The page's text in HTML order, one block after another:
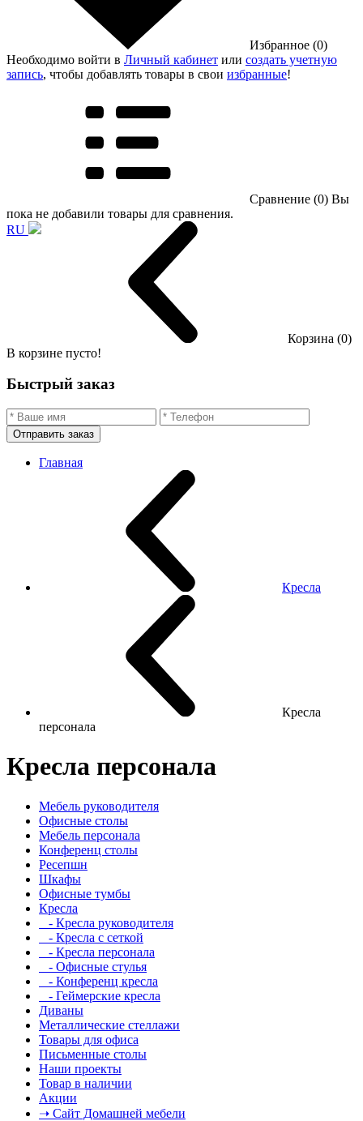
Избранное (0)
Необходимо войти в Личный кабинет или создать учетную
запись, чтобы добавлять товары в свои избранные!
Сравнение (0) Вы
пока не добавили товары для сравнения.
RU
Корзина (0)
В корзине пусто!
Быстрый заказ
Отправить заказ
Главная
Кресла
Кресла
персонала
Кресла персонала
Мебель руководителя
Офисные столы
Мебель персонала
Конференц столы
Ресепшн
Шкафы
Офисные тумбы
Кресла
- Кресла руководителя
- Кресла с сеткой
- Кресла персонала
- Офисные стулья
- Конференц кресла
- Геймерские кресла
Диваны
Металлические стеллажи
Товары для офиса
Письменные столы
Наши проекты
Товар в наличии
Акции
➝ Сайт Домашней мебели